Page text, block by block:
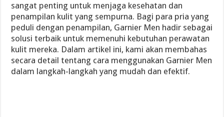
sangat penting untuk menjaga kesehatan dan
penampilan kulit yang sempurna. Bagi para pria yang
peduli dengan penampilan, Garnier Men hadir sebagai
solusi terbaik untuk memenuhi kebutuhan perawatan
kulit mereka. Dalam artikel ini, kami akan membahas
secara detail tentang cara menggunakan Garnier Men
dalam langkah-langkah yang mudah dan efektif.